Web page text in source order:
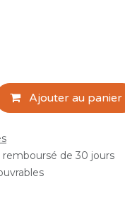
Ajouter au panier
remboursé de 30 jours